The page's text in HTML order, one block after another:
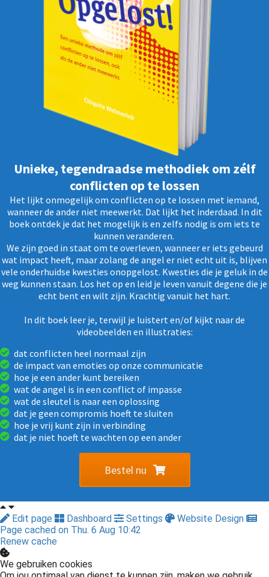
Unieke, tegendraadse methodiek om zélf
conflicten op te lossen
Het lijkt onmogelijk om conflicten op te lossen met iemand,
wanneer de ander niet meewerkt. Dat lijkt het inderdaad. In dit
boek ontdek je dat het mogelijk is en zelfs nodig is om iets te
kunnen veranderen.
We zijn goed in staat om te overleven, wanneer er iets gebeurd
wat impact heeft, maar zolang de angel er niet echt uit is, blijven
vele onderhuidse kwesties onopgelost. Kwesties die je geluk in de
weg kunnen staan. Los het op en leid je leven vanuit degene die je
echt bent en wilt zijn. Krachtig vanuit het hart.
In dit boek leer je, terwijl je luistert en/of kijkt naar de
videobeelden en illustraties:
dat conflicten heel normaal zijn
de impact van emoties op onze communicatie
hoe je een ander kunt bereiken
wat de angel is in een conflict of impasse
wat de sleutel is naar een oplossing
dat je geen compromis hoeft te sluiten
hoe je vrij kunt zijn in verbinding
dat je niet hoeft te wachten op een ander
Bestel nu
Edit page Dashboard Settings
Website Design
Page cached on Thu. 6 Aug 10:42
Renew cache
We gebruiken cookies